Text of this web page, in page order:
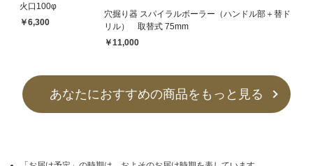
火口100φ
￥6,300
穴掘り器 スパイラルボーラー（ハンドル部＋替ド
リル） 取替式 75mm
￥11,000
あなたにおすすめの商品をもっと見る